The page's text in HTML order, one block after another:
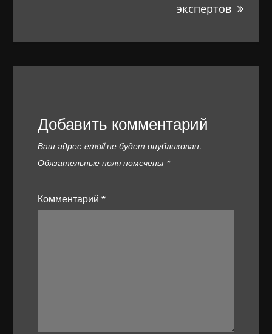
экспертов
Добавить комментарий
Ваш адрес email не будет опубликован.
Обязательные поля помечены *
Комментарий*